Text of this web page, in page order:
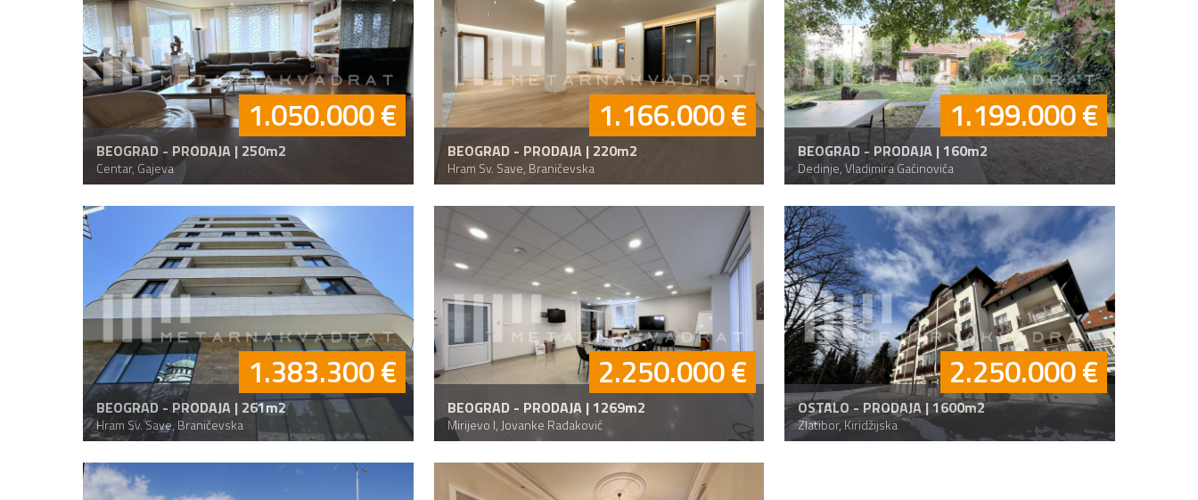
BEOGRAD - PRODAJA | 250m2
Centar, Gajeva
1.050.000 €
BEOGRAD - PRODAJA | 220m2
Hram Sv. Save, Braničevska
1.166.000 €
BEOGRAD - PRODAJA | 160m2
Dedinje, Vladimira Gaćinovića
1.199.000 €
BEOGRAD - PRODAJA | 261m2
Hram Sv. Save, Braničevska
1.383.300 €
BEOGRAD - PRODAJA | 1269m2
Mirijevo I, Jovanke Radaković
2.250.000 €
OSTALO - PRODAJA | 1600m2
Zlatibor, Kiridžijska
2.250.000 €